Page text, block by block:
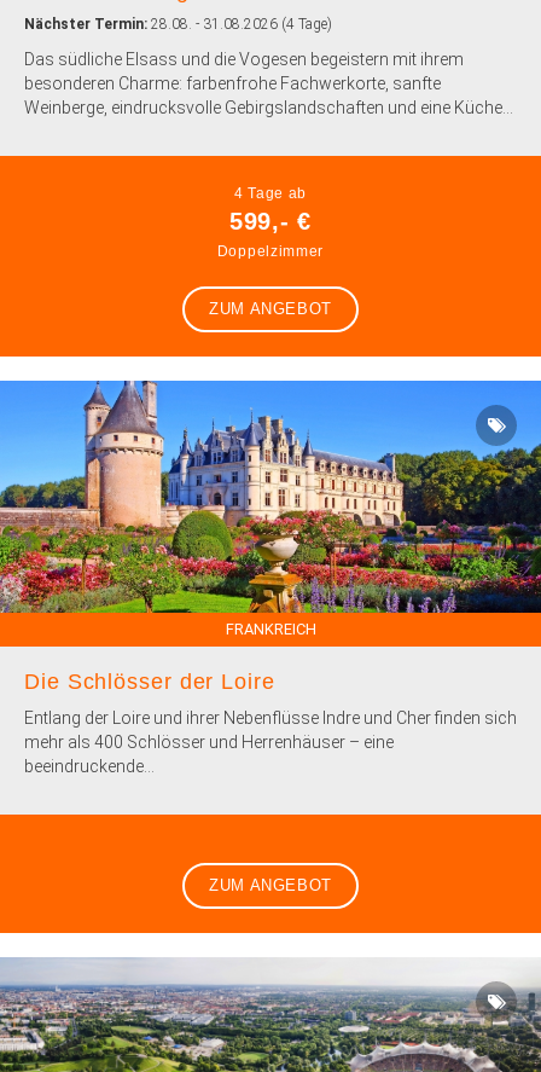
Nächster Termin: 28.08. - 31.08.2026 (4 Tage)
Das südliche Elsass und die Vogesen begeistern mit ihrem
besonderen Charme: farbenfrohe Fachwerkorte, sanfte
Weinberge, eindrucksvolle Gebirgslandschaften und eine Küche...
4 Tage ab
599,- €
Doppelzimmer
ZUM ANGEBOT
FRANKREICH
Die Schlösser der Loire
Entlang der Loire und ihrer Nebenflüsse Indre und Cher finden sich
mehr als 400 Schlösser und Herrenhäuser – eine
beeindruckende...
ZUM ANGEBOT